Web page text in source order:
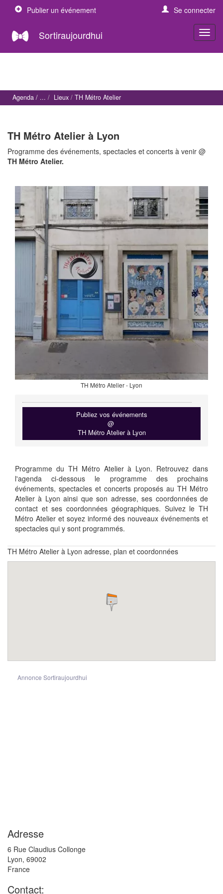
Publier un événement Se connecter
Sortiraujourdhui
Agenda Lieux TH Métro Atelier
TH Métro Atelier à Lyon
Programme des événements, spectacles et concerts à venir @
TH Métro Atelier.
TH Métro Atelier - Lyon
Publiez vos événements
@
TH Métro Atelier à Lyon
Programme du TH Métro Atelier à Lyon. Retrouvez dans
l'agenda ci-dessous le programme des prochains
événements, spectacles et concerts proposés au TH Métro
Atelier à Lyon ainsi que son adresse, ses coordonnées de
contact et ses coordonnées géographiques. Suivez le TH
Métro Atelier et soyez informé des nouveaux événements et
spectacles qui y sont programmés.
TH Métro Atelier à Lyon adresse, plan et coordonnées
Annonce Sortiraujourdhui
Adresse
6 Rue Claudius Collonge
Lyon, 69002
France
Contact: